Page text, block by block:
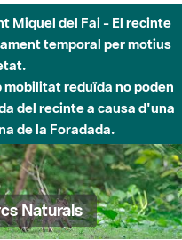
Miquel del Fai - El recinte
temporal per motius
mobilitat reduïda no poden
del recinte a causa d'una
de la Foradada.
Naturals